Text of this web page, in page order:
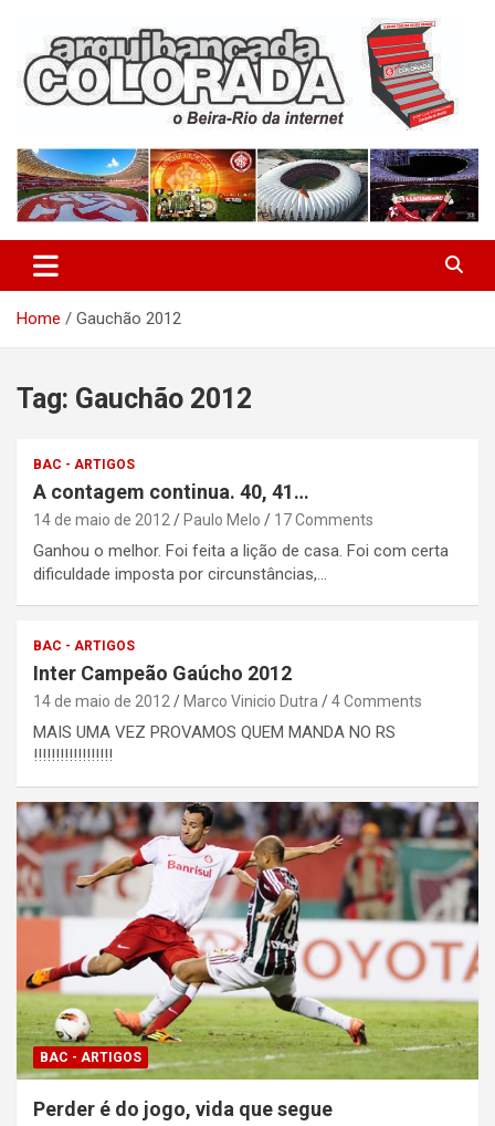
content
Arquibancada Colorada
Home Gauchão 2012
Tag: Gauchão 2012
BAC - ARTIGOS
A contagem continua. 40, 41…
14 de maio de 2012 Paulo Melo 17 Comments
Ganhou o melhor. Foi feita a lição de casa. Foi com certa
dificuldade imposta por circunstâncias,…
BAC - ARTIGOS
Inter Campeão Gaúcho 2012
14 de maio de 2012 Marco Vinicio Dutra 4 Comments
MAIS UMA VEZ PROVAMOS QUEM MANDA NO RS
!!!!!!!!!!!!!!!!!!
BAC - ARTIGOS
Perder é do jogo, vida que segue